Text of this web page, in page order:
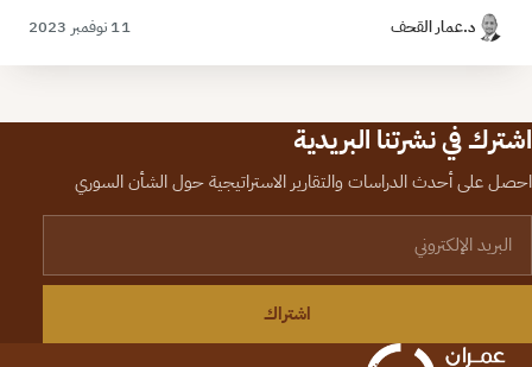
د.عمار القحف 11 نوفمبر 2023
اشترك في نشرتنا البريدية
احصل على أحدث الدراسات والتقارير الاستراتيجية حول الشأن السوري
اشتراك